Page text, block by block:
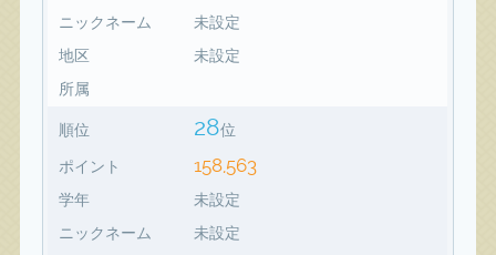
ニックネーム
未設定
地区
未設定
所属
順位 28位
ポイント 158,563
学年
未設定
ニックネーム
未設定